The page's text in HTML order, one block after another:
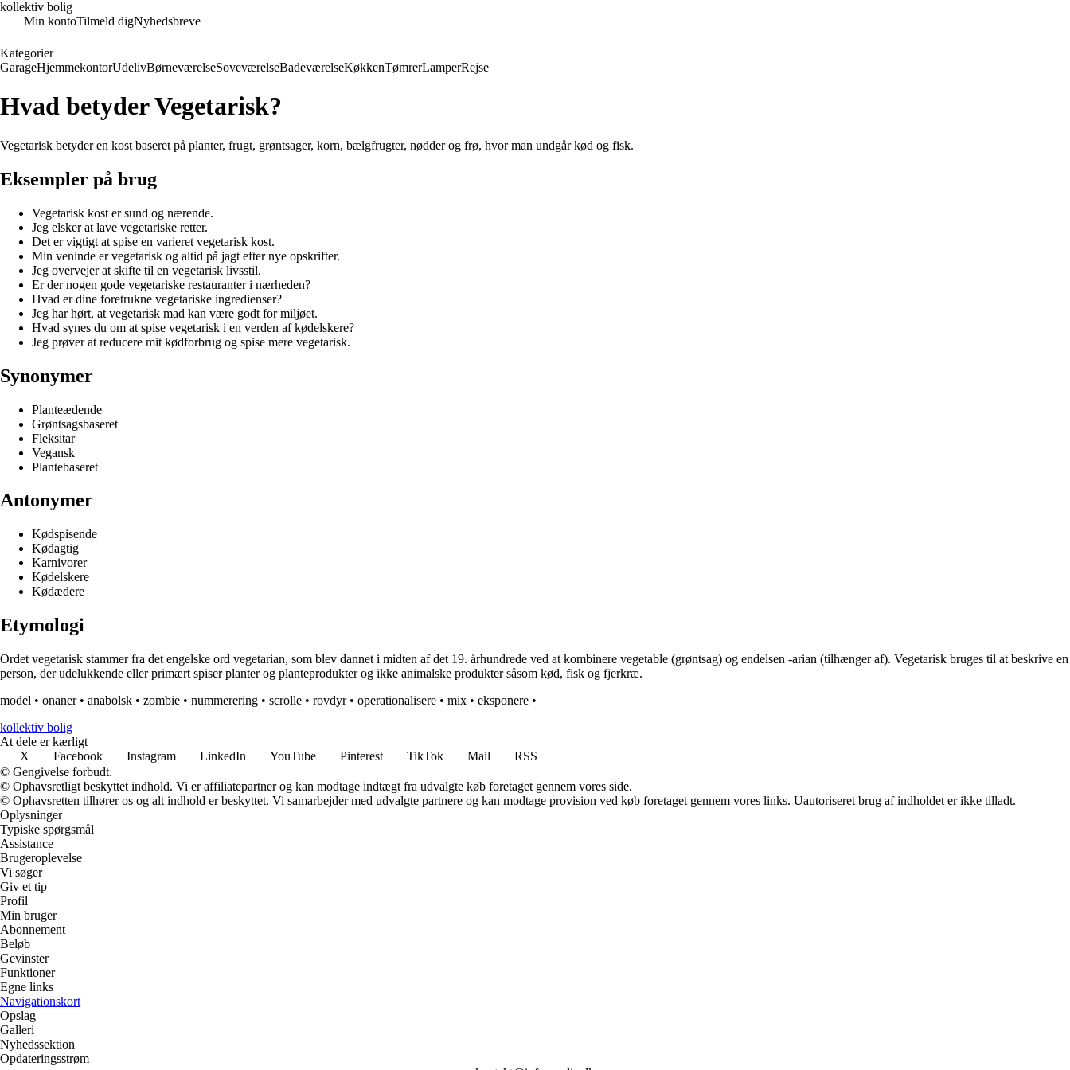
kollektiv bolig
Min kontoTilmeld digNyhedsbreve
Kategorier
GarageHjemmekontorUdelivBørneværelseSoveværelseBadeværelseKøkkenTømrerLamperRejse
Hvad betyder Vegetarisk?
Vegetarisk betyder en kost baseret på planter, frugt, grøntsager, korn, bælgfrugter, nødder og frø, hvor man undgår kød og fisk.
Eksempler på brug
Vegetarisk kost er sund og nærende.
Jeg elsker at lave vegetariske retter.
Det er vigtigt at spise en varieret vegetarisk kost.
Min veninde er vegetarisk og altid på jagt efter nye opskrifter.
Jeg overvejer at skifte til en vegetarisk livsstil.
Er der nogen gode vegetariske restauranter i nærheden?
Hvad er dine foretrukne vegetariske ingredienser?
Jeg har hørt, at vegetarisk mad kan være godt for miljøet.
Hvad synes du om at spise vegetarisk i en verden af kødelskere?
Jeg prøver at reducere mit kødforbrug og spise mere vegetarisk.
Synonymer
Planteædende
Grøntsagsbaseret
Fleksitar
Vegansk
Plantebaseret
Antonymer
Kødspisende
Kødagtig
Karnivorer
Kødelskere
Kødædere
Etymologi
Ordet vegetarisk stammer fra det engelske ord vegetarian, som blev dannet i midten af det 19. århundrede ved at kombinere vegetable (grøntsag) og endelsen -arian (tilhænger af). Vegetarisk bruges til at beskrive en
person, der udelukkende eller primært spiser planter og planteprodukter og ikke animalske produkter såsom kød, fisk og fjerkræ.
model • onaner• anabolsk • zombie • nummerering • scrolle • rovdyr• operationalisere • mix • eksponere •
kollektiv bolig
At dele er kærligt
X
Facebook Instagram LinkedIn YouTube Pinterest TikTok Mail
RSS
© Gengivelse forbudt.
© Ophavsretligt beskyttet indhold. Vi er affiliatepartner og kan modtage indtægt fra udvalgte køb foretaget gennem vores side.
© Ophavsretten tilhører os og alt indhold er beskyttet. Vi samarbejder med udvalgte partnere og kan modtage provision ved køb foretaget gennem vores links. Uautoriseret brug af indholdet er ikke tilladt.
Oplysninger
Typiske spørgsmål
Assistance
Brugeroplevelse
Vi søger
Giv et tip
Profil
Min bruger
Abonnement
Beløb
Gevinster
Funktioner
Egne links
Navigationskort
Opslag
Galleri
Nyhedssektion
Opdateringsstrøm